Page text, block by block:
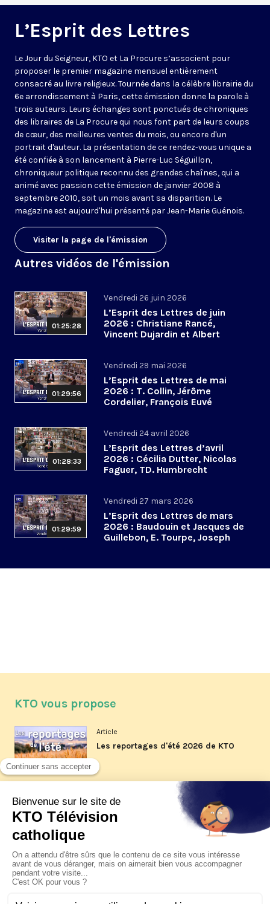
L’Esprit des Lettres
Le Jour du Seigneur, KTO et La Procure s’associent pour
proposer le premier magazine mensuel entièrement
consacré au livre religieux. Tournée dans la célèbre librairie du
6e arrondissement à Paris, cette émission donne la parole à
trois auteurs. Leurs échanges sont ponctués de chroniques
des libraires de La Procure qui nous font part de leurs coups
de cœur, des meilleures ventes du mois, ou encore d'un
portrait d'auteur. La présentation de ce rendez-vous unique a
été confiée à son lancement à Pierre-Luc Séguillon,
chroniqueur politique reconnu des grandes chaînes, qui a
animé avec passion cette émission de janvier 2008 à
septembre 2010, soit un mois avant sa disparition. Le
magazine est aujourd'hui présenté par Jean-Marie Guénois.
Visiter la page de l'émission
Autres vidéos de l'émission
01:25:28
Vendredi 26 juin 2026
L’Esprit des Lettres de juin
2026 : Christiane Rancé,
Vincent Dujardin et Albert
01:29:56
Vendredi 29 mai 2026
L’Esprit des Lettres de mai
2026 : T. Collin, Jérôme
Cordelier, François Euvé
01:28:33
Vendredi 24 avril 2026
L’Esprit des Lettres d’avril
2026 : Cécilia Dutter, Nicolas
Faguer, TD. Humbrecht
01:29:59
Vendredi 27 mars 2026
L’Esprit des Lettres de mars
2026 : Baudouin et Jacques de
Guillebon, E. Tourpe, Joseph
KTO vous propose
Article
Les reportages d'été 2026 de KTO
La visite pastorale du pape Léon
XIV à Assise à suivre sur KTO le
jeudi 6 août
Le pape en Uruguay, Argentine et
Pérou du 6 au 17 novembre 2026